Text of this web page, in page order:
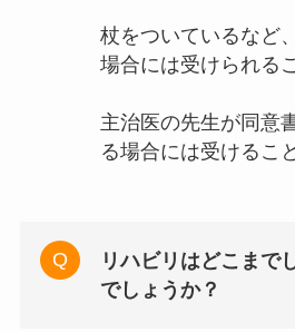
杖をついているなど
場合には受けられる
主治医の先生が同意
る場合には受けるこ
リハビリはどこまで
でしょうか？